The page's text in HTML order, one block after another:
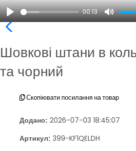
Play
00:13
Mute
Шовкові штани в
та чорний
Скопіювати посилання на товар
Додано: 2026-07-03 18:45:07
Артикул: 399-KF1QELDH